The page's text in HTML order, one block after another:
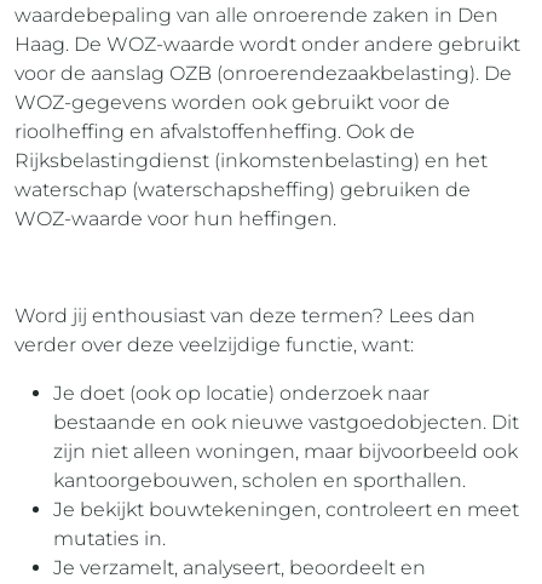
waardebepaling van alle onroerende zaken in Den
Haag. De WOZ-waarde wordt onder andere gebruikt
voor de aanslag OZB (onroerendezaakbelasting). De
WOZ-gegevens worden ook gebruikt voor de
rioolheffing en afvalstoffenheffing. Ook de
Rijksbelastingdienst (inkomstenbelasting) en het
waterschap (waterschapsheffing) gebruiken de
WOZ-waarde voor hun heffingen.
Word jij enthousiast van deze termen? Lees dan
verder over deze veelzijdige functie, want:
Je doet (ook op locatie) onderzoek naar
bestaande en ook nieuwe vastgoedobjecten. Dit
zijn niet alleen woningen, maar bijvoorbeeld ook
kantoorgebouwen, scholen en sporthallen.
Je bekijkt bouwtekeningen, controleert en meet
mutaties in.
Je verzamelt, analyseert, beoordeelt en